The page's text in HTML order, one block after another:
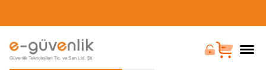
Bayi Girişi
Sepet